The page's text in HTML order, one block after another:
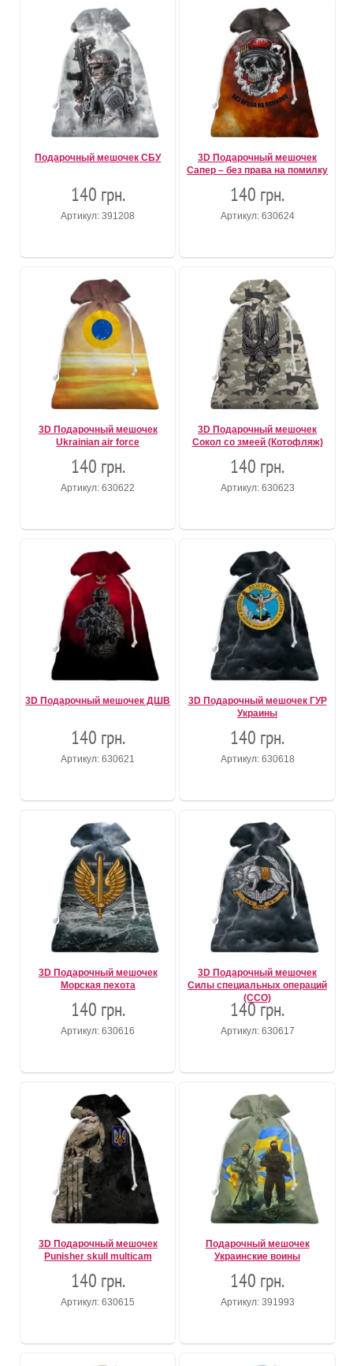
Подарочный мешочек СБУ
140 грн.
Артикул: 391208
3D Подарочный мешочек
Сапер – без права на помилку
140 грн.
Артикул: 630624
3D Подарочный мешочек
Ukrainian air force
140 грн.
Артикул: 630622
3D Подарочный мешочек
Сокол со змеей (Котофляж)
140 грн.
Артикул: 630623
3D Подарочный мешочек ДШВ
140 грн.
Артикул: 630621
3D Подарочный мешочек ГУР
Украины
140 грн.
Артикул: 630618
3D Подарочный мешочек
Морская пехота
140 грн.
Артикул: 630616
3D Подарочный мешочек
Силы специальных операций
(ССО)
140 грн.
Артикул: 630617
3D Подарочный мешочек
Punisher skull multicam
140 грн.
Артикул: 630615
Подарочный мешочек
Украинские воины
140 грн.
Артикул: 391993